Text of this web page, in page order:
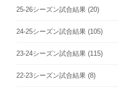
25-26シーズン試合結果 (20)
24-25シーズン試合結果 (105)
23-24シーズン試合結果 (115)
22-23シーズン試合結果 (8)